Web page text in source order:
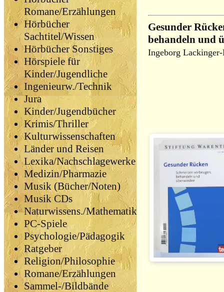
Romane/Erzählungen
Hörbücher
Sachtitel/Wissen
Hörbücher Sonstiges
Hörspiele für
Kinder/Jugendliche
Ingenieurw./Technik
Jura
Kinder/Jugendbücher
Krimis/Thriller
Kulturwissenschaften
Länder und Reisen
Lexika/Nachschlagewerke
Medizin/Pharmazie
Musik (Bücher/Noten)
Musik CDs
Naturwissens./Mathematik
PC-Spiele
Psychologie/Pädagogik
Ratgeber
Religion/Philosophie
Romane/Erzählungen
Sammel-/Bildbände
Gesunder
behandeln und
Ingeborg